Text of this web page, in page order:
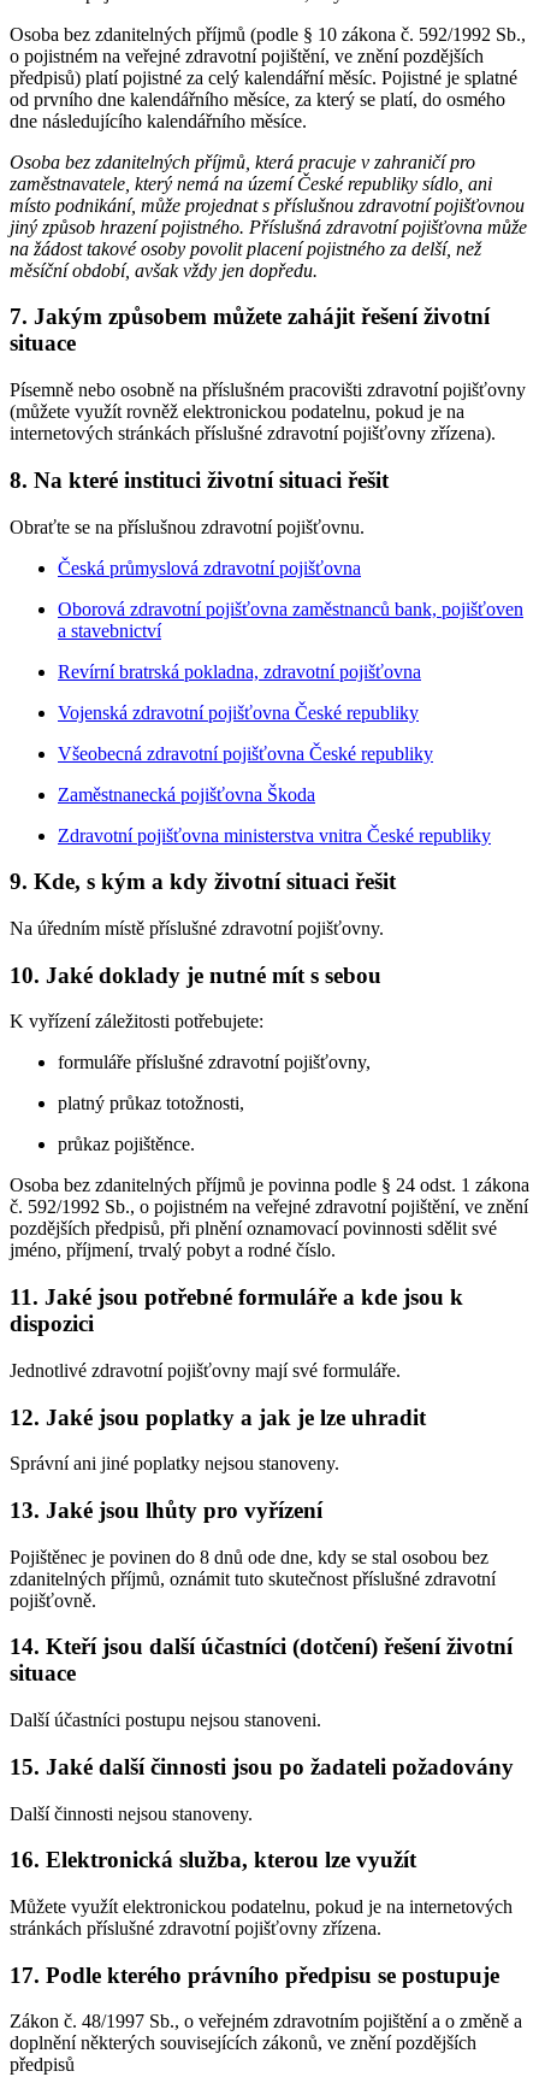
Osoba bez zdanitelných příjmů (podle § 10 zákona č. 592/1992 Sb.,
o pojistném na veřejné zdravotní pojištění, ve znění pozdějších
předpisů) platí pojistné za celý kalendářní měsíc. Pojistné je splatné
od prvního dne kalendářního měsíce, za který se platí, do osmého
dne následujícího kalendářního měsíce.
Osoba bez zdanitelných příjmů, která pracuje v zahraničí pro
zaměstnavatele, který nemá na území České republiky sídlo, ani
místo podnikání, může projednat s příslušnou zdravotní pojišťovnou
jiný způsob hrazení pojistného. Příslušná zdravotní pojišťovna může
na žádost takové osoby povolit placení pojistného za delší, než
měsíční období, avšak vždy jen dopředu.
7. Jakým způsobem můžete zahájit řešení životní
situace
Písemně nebo osobně na příslušném pracovišti zdravotní pojišťovny
(můžete využít rovněž elektronickou podatelnu, pokud je na
internetových stránkách příslušné zdravotní pojišťovny zřízena).
8. Na které instituci životní situaci řešit
Obraťte se na příslušnou zdravotní pojišťovnu.
Česká průmyslová zdravotní pojišťovna
Oborová zdravotní pojišťovna zaměstnanců bank, pojišťoven
a stavebnictví
Revírní bratrská pokladna, zdravotní pojišťovna
Vojenská zdravotní pojišťovna České republiky
Všeobecná zdravotní pojišťovna České republiky
Zaměstnanecká pojišťovna Škoda
Zdravotní pojišťovna ministerstva vnitra České republiky
9. Kde, s kým a kdy životní situaci řešit
Na úředním místě příslušné zdravotní pojišťovny.
10. Jaké doklady je nutné mít s sebou
K vyřízení záležitosti potřebujete:
formuláře příslušné zdravotní pojišťovny,
platný průkaz totožnosti,
průkaz pojištěnce.
Osoba bez zdanitelných příjmů je povinna podle § 24 odst. 1 zákona
č. 592/1992 Sb., o pojistném na veřejné zdravotní pojištění, ve znění
pozdějších předpisů, při plnění oznamovací povinnosti sdělit své
jméno, příjmení, trvalý pobyt a rodné číslo.
11. Jaké jsou potřebné formuláře a kde jsou k
dispozici
Jednotlivé zdravotní pojišťovny mají své formuláře.
12. Jaké jsou poplatky a jak je lze uhradit
Správní ani jiné poplatky nejsou stanoveny.
13. Jaké jsou lhůty pro vyřízení
Pojištěnec je povinen do 8 dnů ode dne, kdy se stal osobou bez
zdanitelných příjmů, oznámit tuto skutečnost příslušné zdravotní
pojišťovně.
14. Kteří jsou další účastníci (dotčení) řešení životní
situace
Další účastníci postupu nejsou stanoveni.
15. Jaké další činnosti jsou po žadateli požadovány
Další činnosti nejsou stanoveny.
16. Elektronická služba, kterou lze využít
Můžete využít elektronickou podatelnu, pokud je na internetových
stránkách příslušné zdravotní pojišťovny zřízena.
17. Podle kterého právního předpisu se postupuje
Zákon č. 48/1997 Sb., o veřejném zdravotním pojištění a o změně a
doplnění některých souvisejících zákonů, ve znění pozdějších
předpisů